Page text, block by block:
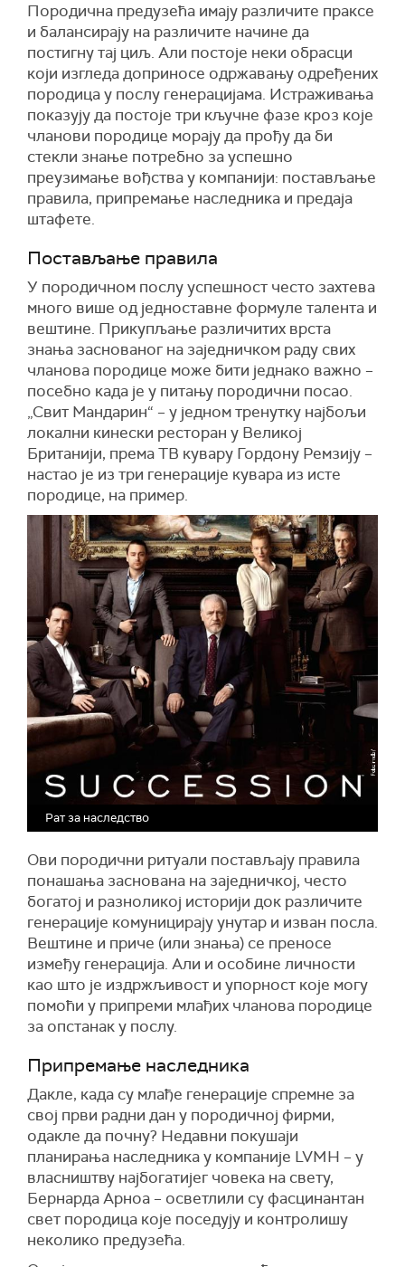
Породична предузећа имају различите праксе
и балансирају на различите начине да
постигну тај циљ. Али постоје неки обрасци
који изгледа доприносе одржавању одређених
породица у послу генерацијама. Истраживања
показујуда постоје три кључне фазе кроз које
чланови породице морају да прођу да би
стекли знање потребно за успешно
преузимање вођства у компанији: постављање
правила, припремање наследника и предаја
штафете.
Постављање правила
У породичном послу успешност често захтева
много више од једноставне формуле талента и
вештине. Прикупљање различитих врста
знања заснованог на заједничком раду свих
чланова породице може бити једнако важно –
посебно када је у питању породични посао.
„Свит Мандарин“ – у једном тренутку најбољи
локални кинески ресторан у Великој
Британији, према ТВ кувару Гордону Ремзију –
настао је из три генерације кувара из исте
породице, на пример.
Рат за наследство
Ови породични ритуали постављају правила
понашања заснована на заједничкој, често
богатој и разноликој историји док различите
генерације комуницирају унутар и изван посла.
Вештине и приче (или знања) се преносе
између генерација. Али и особине личности
као што је издржљивост и упорност које могу
помоћи у припреми млађих чланова породице
за опстанак у послу.
Припремање наследника
Дакле, када су млађе генерације спремне за
свој први радни дан у породичној фирми,
одакле да почну? Недавни покушаји
планирања наследника у компаније LVMH – у
власништву најбогатијег човека на свету,
Бернарда Арноа – осветлили су фасцинантан
свет породица које поседују и контролишу
неколико предузећа.